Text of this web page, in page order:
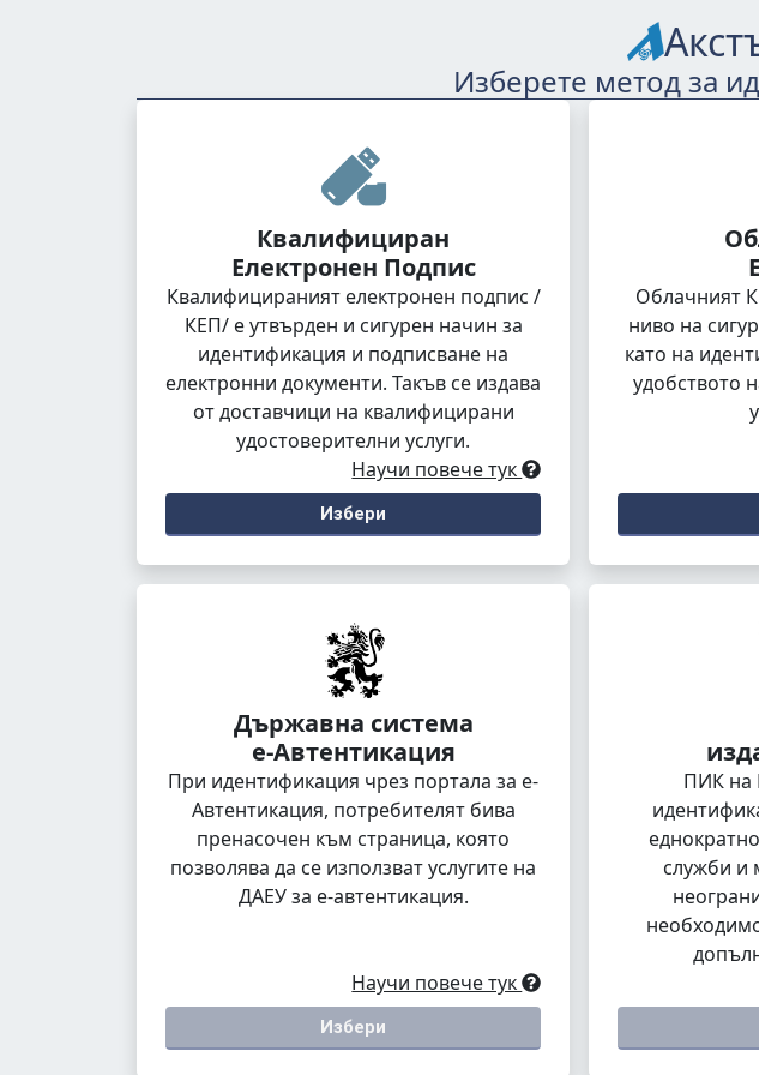
Изберете метод за
Квалифициран
Електронен Подпис
Квалифицираният електронен подпис /
КЕП/ е утвърден и сигурен начин за
идентификация и подписване на
електронни документи. Такъв се издава
от доставчици на квалифицирани
удостоверителни услуги.
Научи повече тук
Избери
Облачният
ниво на
като на
удобството
Държавна система
е-Автентикация
При идентификация чрез портала за е-
Автентикация, потребителят бива
пренасочен към страница, която
позволява да се използват услугите на
ДАЕУ за е-автентикация.
Научи повече тук
Избери
ПИК на
служби и